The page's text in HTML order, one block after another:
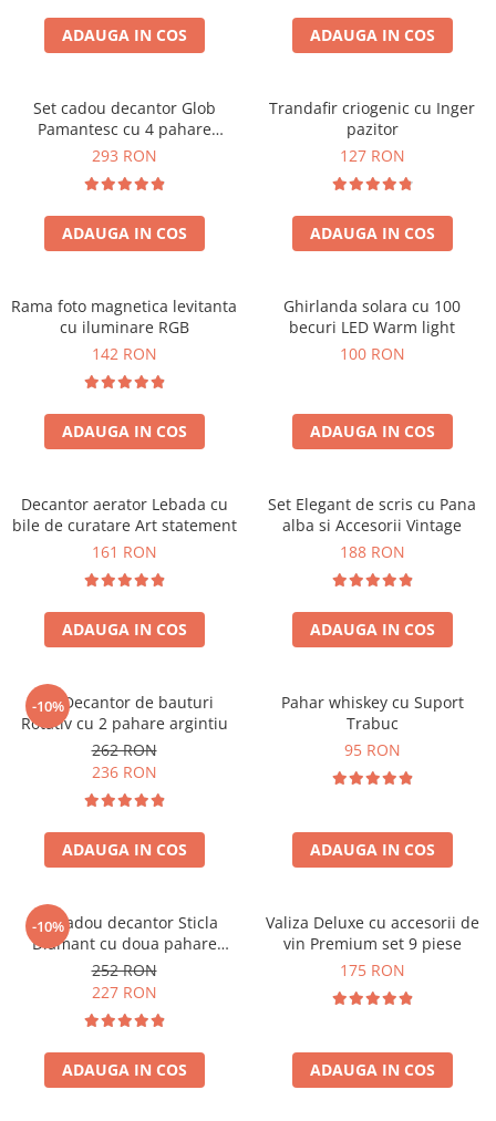
Cadouri Fete
Pentru Copilul din tine
Cadouri de Casa Noua
Cadouri Majorat
Cadouri pentru Nasi
Cadouri pentru Bunici
Cadouri pentru Prieteni
Cel ce are tot
Cadouri Nunta si Cununie civila
Cani si Termosuri
Jocuri si Puzzle
Seturi de caligrafie
Cadouri Sfantul Alexandru
Cadouri Constantin si Elena
Cadouri Sfanta Maria
Cadouri Sfintii Mihail si Gavriil
ADAUGA IN COS ADAUGA IN COS
Set cadou decantor Glob
Pamantesc cu 4 pahare
Deluxe
293 RON
ADAUGA IN COS
Trandafir criogenic cu Inger
pazitor
127 RON
ADAUGA IN COS
Rama foto magnetica levitanta
cu iluminare RGB
142 RON
ADAUGA IN COS
Ghirlanda solara cu 100
becuri LED Warm light
100 RON
ADAUGA IN COS
Decantor aerator Lebada cu
bile de curatare Art statement
161 RON
ADAUGA IN COS
Set Elegant de scris cu Pana
alba si Accesorii Vintage
188 RON
ADAUGA IN COS
-10%
Set Decantor de bauturi
Rotativ cu 2 pahare argintiu
262 RON
236 RON
ADAUGA IN COS
Pahar whiskey cu Suport
Trabuc
95 RON
ADAUGA IN COS
-10%
Set cadou decantor Sticla
Diamant cu doua pahare
Deluxe
252 RON
227 RON
ADAUGA IN COS
Valiza Deluxe cu accesorii de
vin Premium set 9 piese
175 RON
ADAUGA IN COS